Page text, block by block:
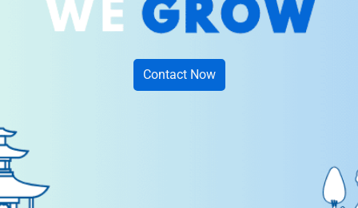
Contact Now